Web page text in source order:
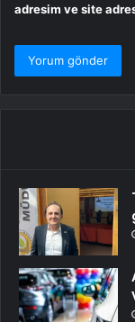
adresim ve site